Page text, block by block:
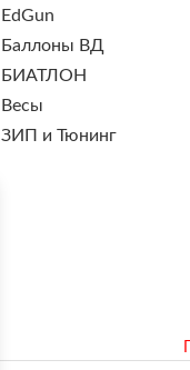
EdGun
Баллоны ВД
БИАТЛОН
Весы
ЗИП и Тюнинг